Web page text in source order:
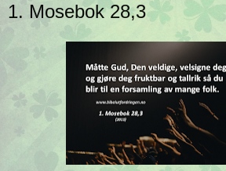
1. Mosebok 28,3